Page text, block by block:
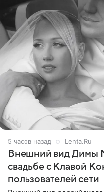
5 часов назад Lenta.Ru
Внешний вид Димы
свадьбе с Клавой
пользователей сети